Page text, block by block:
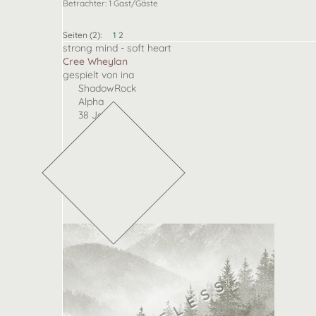
Betrachter: 1 Gast/Gäste
Seiten (2): 1 2
strong mind - soft heart
Cree Wheylan
gespielt von ina
ShadowRock
Alpha
38 Jahre